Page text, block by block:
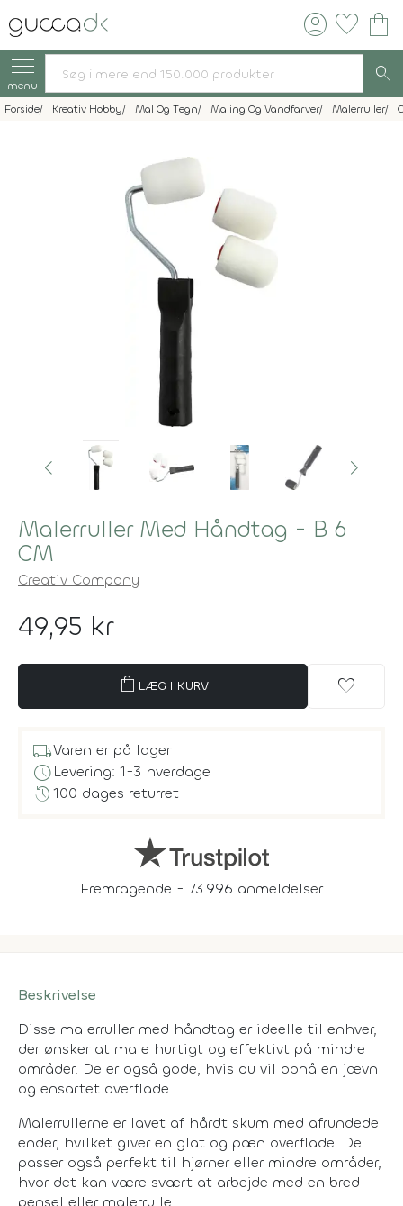
account_circle favorite shopping_bag
menu search
Forside Kreativ Hobby Mal Og Tegn Maling Og Vandfarver Malerruller
Malerruller Med Håndtag - B 6
CM
Creativ Company
49,95 kr
shopping_bag LÆG I KURV favorite
local_shippingVaren er på lager
scheduleLevering: 1-3 hverdage
history100 dages returret
Fremragende - 73.996 anmeldelser
Beskrivelse
Disse malerruller med håndtag er ideelle til enhver,
der ønsker at male hurtigt og effektivt på mindre
områder. De er også gode, hvis du vil opnå en jævn
og ensartet overflade.
Malerrullerne er lavet af hårdt skum med afrundede
ender, hvilket giver en glat og pæn overflade. De
passer også perfekt til hjørner eller mindre områder,
hvor det kan være svært at arbejde med en bred
pensel eller malerrulle.